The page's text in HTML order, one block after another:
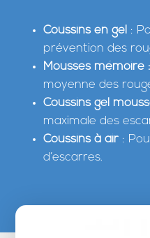
Coussins en gel :
prévention des
Mousses mémoire :
moyenne des
Coussins gel
maximale des
Coussins à air:
d’escarres.